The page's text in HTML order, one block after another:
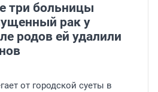
три больницы
рак у
родов ей удалили
от городской суеты в